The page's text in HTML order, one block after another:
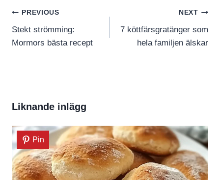
Inläggsnavigering
PREVIOUS
Stekt strömming:
Mormors bästa recept
NEXT
7 köttfärsgratänger som
hela familjen älskar
Liknande inlägg
Pin